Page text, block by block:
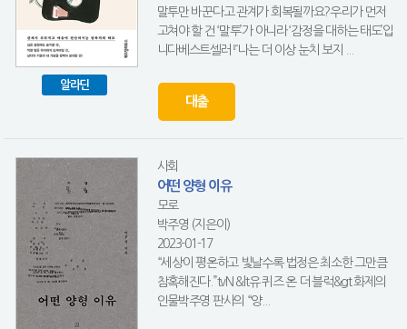
알라딘
말투만 바꾼다고 관계가 회복될까요?우리가 먼저
고쳐야 할 건 ‘말투’가 아니라 ‘감정을 대하는 태도’입
니다베스트셀러 『나는 더 이상 눈치 보지 ...
대출
사회
어떤 양형 이유
모로
박주영 (지은이)
2023-01-17
“세상이 평온하고 빛날수록 법정은 최소한 그만큼
참혹해진다.”tvN &lt유 퀴즈 온 더 블럭&gt 화제의
인물박주영 판사의 “양...